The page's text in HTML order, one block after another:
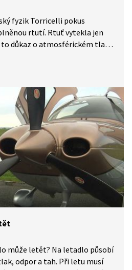
fyzik Torricelli pokus
rtutí. Rtuť vytekla jen
důkaz o atmosférickém tlaku
– sice pouze
metrů dlouhou hadicí. Tímto
že na vodu i na nás
atmosféry.
může letět? Na letadlo působí
odpor a tah. Při letu musí